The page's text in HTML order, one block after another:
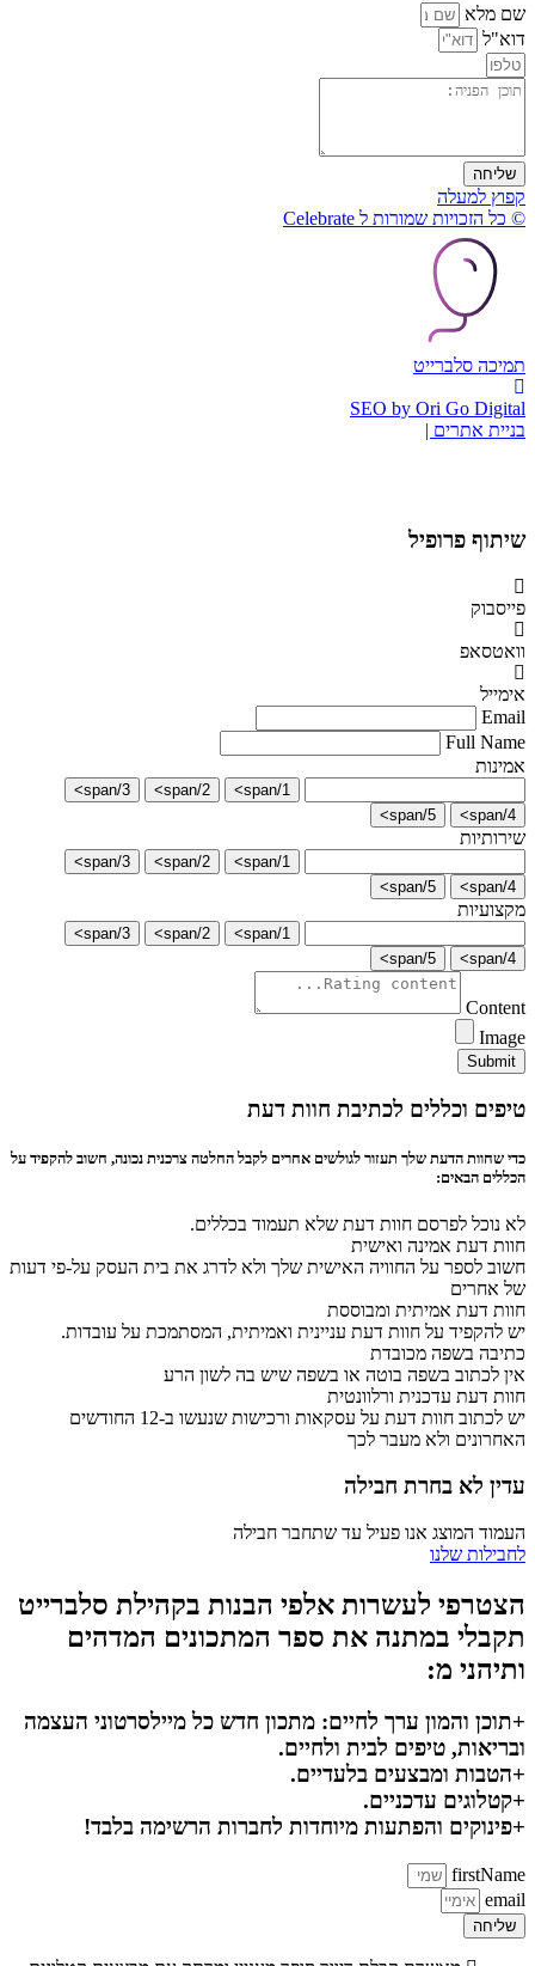
שם מלא
דוא"ל
שליחה
קפוץ למעלה
© כל הזכויות שמורות ל Celebrate
תמיכה סלברייט
SEO by Ori Go Digital
בניית אתרים |
שיתוף פרופיל
פייסבוק
וואטסאפ
אימייל
Email
Full Name
אמינות
1/span>
2/span>
3/span>
4/span>
5/span>
שירותיות
1/span>
2/span>
3/span>
4/span>
5/span>
מקצועיות
1/span>
2/span>
3/span>
4/span>
5/span>
Content
Image
Submit
טיפים וכללים לכתיבת חוות דעת
כדי שחוות הדעת שלך תעזור לגולשים אחרים לקבל החלטה צרכנית נכונה, חשוב להקפיד על
הכללים הבאים:
לא נוכל לפרסם חוות דעת שלא תעמוד בכללים.
חוות דעת אמינה ואישית
חשוב לספר על החוויה האישית שלך ולא לדרג את בית העסק על-פי דעות
של אחרים
חוות דעת אמיתית ומבוססת
יש להקפיד על חוות דעת עניינית ואמיתית, המסתמכת על עובדות.
כתיבה בשפה מכובדת
אין לכתוב בשפה בוטה או בשפה שיש בה לשון הרע
חוות דעת עדכנית ורלוונטית
יש לכתוב חוות דעת על עסקאות ורכישות שנעשו ב-12 החודשים
האחרונים ולא מעבר לכך
עדין לא בחרת חבילה
העמוד המוצג אנו פעיל עד שתחבר חבילה
לחבילות שלנו
הצטרפי לעשרות אלפי הבנות בקהילת סלברייט
תקבלי במתנה את ספר המתכונים המדהים
ותיהני מ:
+תוכן והמון ערך לחיים: מתכון חדש כל מיילסרטוני העצמה
ובריאות, טיפים לבית ולחיים.
+הטבות ומבצעים בלעדיים.
+קטלוגים עדכניים.
+פינוקים והפתעות מיוחדות לחברות הרשימה בלבד!
firstName
email
שליחה